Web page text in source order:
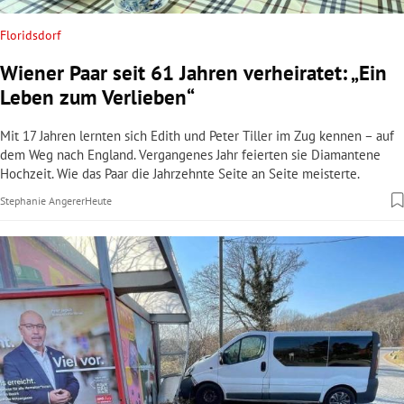
Floridsdorf
Wiener Paar seit 61 Jahren verheiratet: „Ein
Leben zum Verlieben“
Mit 17 Jahren lernten sich Edith und Peter Tiller im Zug kennen – auf
dem Weg nach England. Vergangenes Jahr feierten sie Diamantene
Hochzeit. Wie das Paar die Jahrzehnte Seite an Seite meisterte.
Stephanie AngererHeute
Österreich
Zu Gast am Heldenberg: Wo die (weißen)
Hengste Urlaub machen
Im Trainingszentrum im Weinviertel lernen die edlen Lipizzaner der
Hofreitschule fürs Leben. Aber auch Erholung muss sein: Im Sommer
haben die Pferde Pause.
Vanessa ReichenauerHeute
Zufallsfund
Vergessene Fässer: Ein fast verloren
gegangener Weinschatz
Fast hätte derZagersdorfer WinzerHerbert Schuller einen Top-Wein
entsorgt. Jetzt gibt es ihn in limitierter Abfüllung.
Heute
Kärnten
Überholung missglückt: Biker verursachte
Unfall mit vier Verletzten
Kollision von gleich drei Fahrzeugen in Berg im Drautal forderte die
Einsatzkräfte.
Vor 15 Minuten